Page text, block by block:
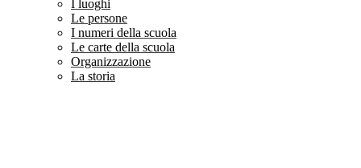
I luoghi
Le persone
I numeri della scuola
Le carte della scuola
Organizzazione
La storia